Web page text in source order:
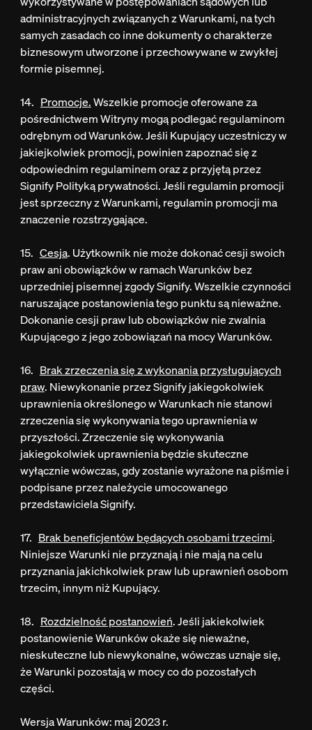
administracyjnych związanych z Warunkami, na tych
samych zasadach co inne dokumenty o charakterze
biznesowym utworzone i przechowywane w zwykłej
formie pisemnej.
14. Promocje.Wszelkie promocje oferowane za
pośrednictwem Witryny mogą podlegać regulaminom
odrębnym od Warunków. Jeśli Kupujący uczestniczy w
jakiejkolwiek promocji, powinien zapoznać się z
odpowiednim regulaminem oraz z przyjętą przez
Signify Polityką prywatności. Jeśli regulamin promocji
jest sprzeczny z Warunkami, regulamin promocji ma
znaczenie rozstrzygające.
15. Cesja. Użytkownik nie może dokonać cesji swoich
praw ani obowiązków w ramach Warunków bez
uprzedniej pisemnej zgody Signify. Wszelkie czynności
naruszające postanowienia tego punktu są nieważne.
Dokonanie cesji praw lub obowiązków nie zwalnia
Kupującego z jego zobowiązań na mocy Warunków.
16. Brak zrzeczenia się z wykonania przysługujących
praw. Niewykonanie przez Signify jakiegokolwiek
uprawnienia określonego w Warunkach nie stanowi
zrzeczenia się wykonywania tego uprawnienia w
przyszłości. Zrzeczenie się wykonywania
jakiegokolwiek uprawnienia będzie skuteczne
wyłącznie wówczas, gdy zostanie wyrażone na piśmie i
podpisane przez należycie umocowanego
przedstawiciela Signify.
17. Brak beneficjentów będących osobami trzecimi.
Niniejsze Warunki nie przyznają i nie mają na celu
przyznania jakichkolwiek praw lub uprawnień osobom
trzecim, innym niż Kupujący.
18. Rozdzielność postanowień. Jeśli jakiekolwiek
postanowienie Warunków okaże się nieważne,
nieskuteczne lub niewykonalne, wówczas uznaje się,
że Warunki pozostają w mocy co do pozostałych
części.
Wersja Warunków: maj 2023 r.